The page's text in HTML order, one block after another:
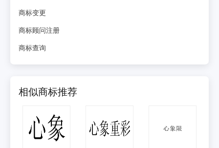
商标变更
商标顾问注册
商标查询
相似商标推荐